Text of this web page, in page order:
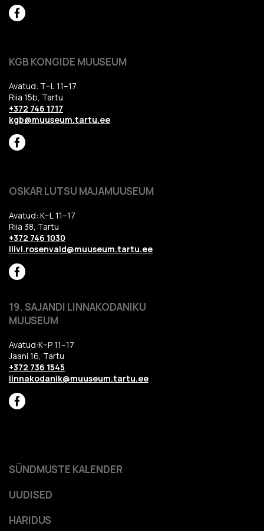
KGB KONGIDE MUUSEUM
Avatud: T–L 11–17
Riia 15b, Tartu
+372 746 1717
kgb@muuseum.tartu.ee
OSKAR LUTSU MAJAMUUSEUM
Avatud: K–L 11–17
Riia 38, Tartu
+372 746 1030
liivi.rosenvald@muuseum.tartu.ee
19. SAJANDI LINNAKODANIKU
MUUSEUM
Avatud:K–P 11–17
Jaani 16, Tartu
+372 736 1545
linnakodanik@muuseum.tartu.ee
HARIDUS
SÜNDMUSTE KALENDER
UUDISED